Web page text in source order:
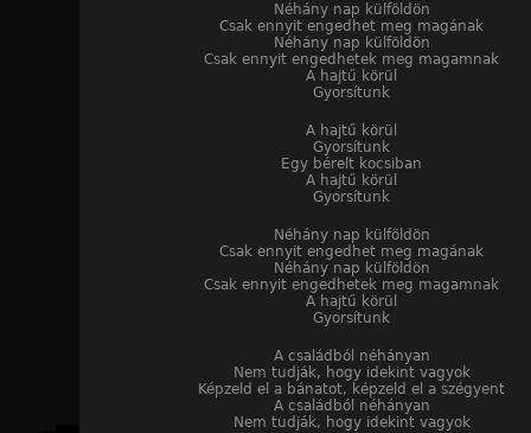
Néhány nap külföldön
Csak ennyit engedhet meg magának
Néhány nap külföldön
Csak ennyit engedhetek meg magamnak
A hajtű körül
Gyorsítunk
A hajtű körül
Gyorsítunk
Egy bérelt kocsiban
A hajtű körül
Gyorsítunk
Néhány nap külföldön
Csak ennyit engedhet meg magának
Néhány nap külföldön
Csak ennyit engedhetek meg magamnak
A hajtű körül
Gyorsítunk
A családból néhányan
Nem tudják, hogy idekint vagyok
Képzeld el a bánatot, képzeld el a szégyent
A családból néhányan
Nem tudják, hogy idekint vagyok